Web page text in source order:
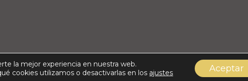
Todos los derechos reservados.
la mejor experiencia en nuestra web.
cookies utilizamos o desactivarlas en los ajustes Aceptar